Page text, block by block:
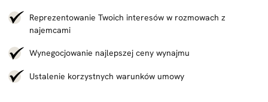
Reprezentowanie Twoich interesów w rozmowach z
najemcami
Wynegocjowanie najlepszej ceny wynajmu
Ustalenie korzystnych warunków umowy